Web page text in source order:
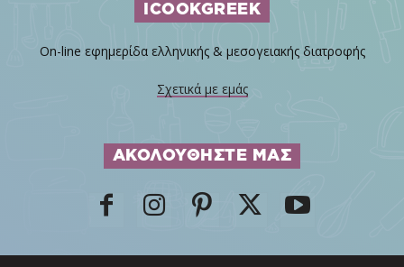
ICOOKGREEK
On-line εφημερίδα ελληνικής & μεσογειακής διατροφής
Σχετικά με εμάς
ΑΚΟΛΟΥΘΗΣΤΕ ΜΑΣ